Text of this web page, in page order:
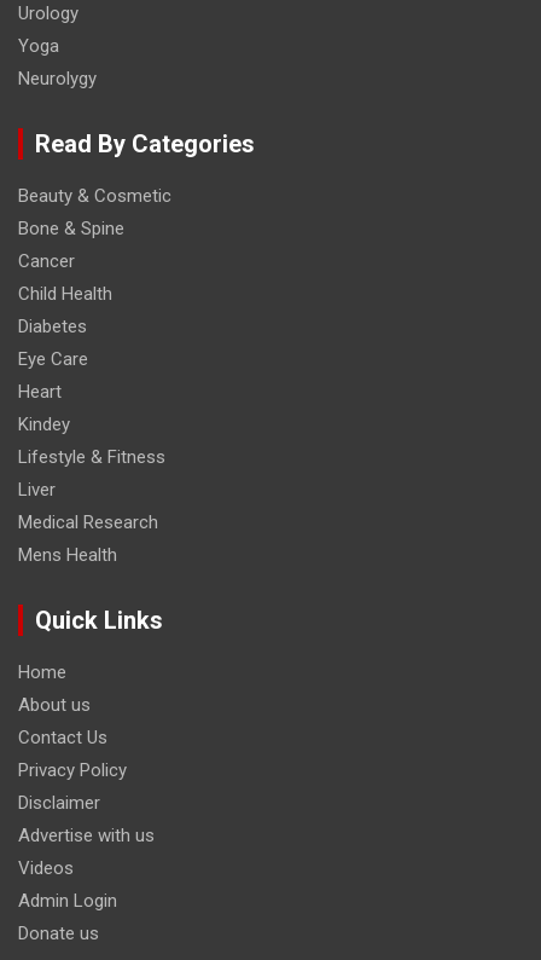
Urology
Yoga
Neurolygy
Read By Categories
Beauty & Cosmetic
Bone & Spine
Cancer
Child Health
Diabetes
Eye Care
Heart
Kindey
Lifestyle & Fitness
Liver
Medical Research
Mens Health
Quick Links
Home
About us
Contact Us
Privacy Policy
Disclaimer
Advertise with us
Videos
Admin Login
Donate us